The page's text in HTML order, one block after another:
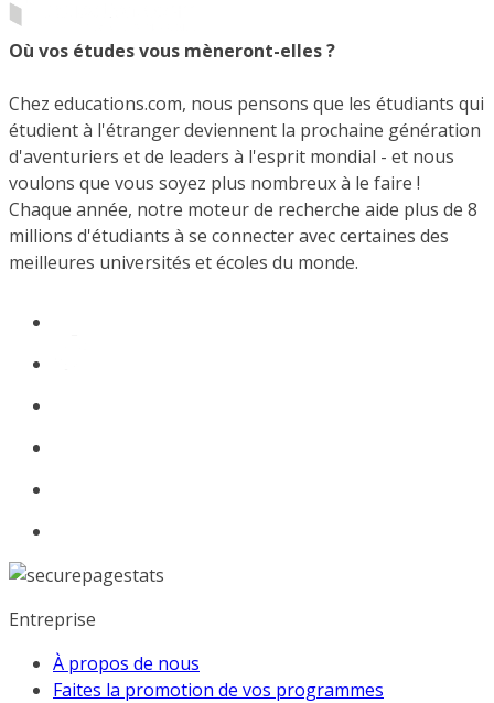
Où vos études vous mèneront-elles ?
Chez educations.com, nous pensons que les étudiants qui
étudient à l'étranger deviennent la prochaine génération
d'aventuriers et de leaders à l'esprit mondial - et nous
voulons que vous soyez plus nombreux à le faire !
Chaque année, notre moteur de recherche aide plus de 8
millions d'étudiants à se connecter avec certaines des
meilleures universités et écoles du monde.
Entreprise
À propos de nous
Faites la promotion de vos programmes